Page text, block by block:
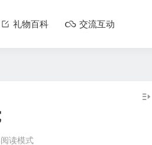
礼物百科 交流互动
阅读模式